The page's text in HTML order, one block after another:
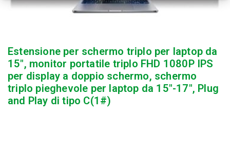
Estensione per schermo triplo per laptop da
15″, monitor portatile triplo FHD 1080P IPS
per display a doppio schermo, schermo
triplo pieghevole per laptop da 15″-17″, Plug
and Play di tipo C(1#)